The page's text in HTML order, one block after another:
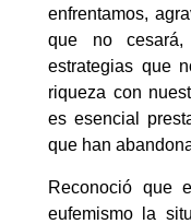
enfrentamos,
que no cesará,
estrategias que
riqueza con
es esencial
que han
Reconoció que
eufemismo la